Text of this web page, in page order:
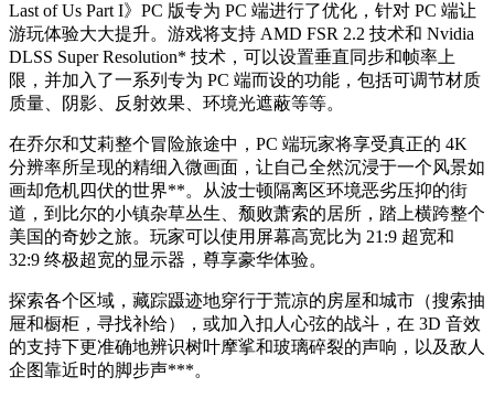
Last of Us Part I》PC 版专为 PC 端进行了优化，针对 PC 端让
游玩体验大大提升。游戏将支持 AMD FSR 2.2 技术和 Nvidia
DLSS Super Resolution* 技术，可以设置垂直同步和帧率上
限，并加入了一系列专为 PC 端而设的功能，包括可调节材质
质量、阴影、反射效果、环境光遮蔽等等。
在乔尔和艾莉整个冒险旅途中，PC 端玩家将享受真正的 4K
分辨率所呈现的精细入微画面，让自己全然沉浸于一个风景如
画却危机四伏的世界**。从波士顿隔离区环境恶劣压抑的街
道，到比尔的小镇杂草丛生、颓败萧索的居所，踏上横跨整个
美国的奇妙之旅。玩家可以使用屏幕高宽比为 21:9 超宽和
32:9 终极超宽的显示器，尊享豪华体验。
探索各个区域，藏踪蹑迹地穿行于荒凉的房屋和城市（搜索抽
屉和橱柜，寻找补给），或加入扣人心弦的战斗，在 3D 音效
的支持下更准确地辨识树叶摩挲和玻璃碎裂的声响，以及敌人
企图靠近时的脚步声***。